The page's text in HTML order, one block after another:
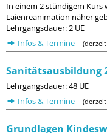
In einem 2 stündigem Kurs
Laienreanimation näher
Lehrgangsdauer: 2 UE
Infos & Termine
Sanitätsausbildung
Lehrgangsdauer: 48 UE
Infos & Termine
Grundlagen